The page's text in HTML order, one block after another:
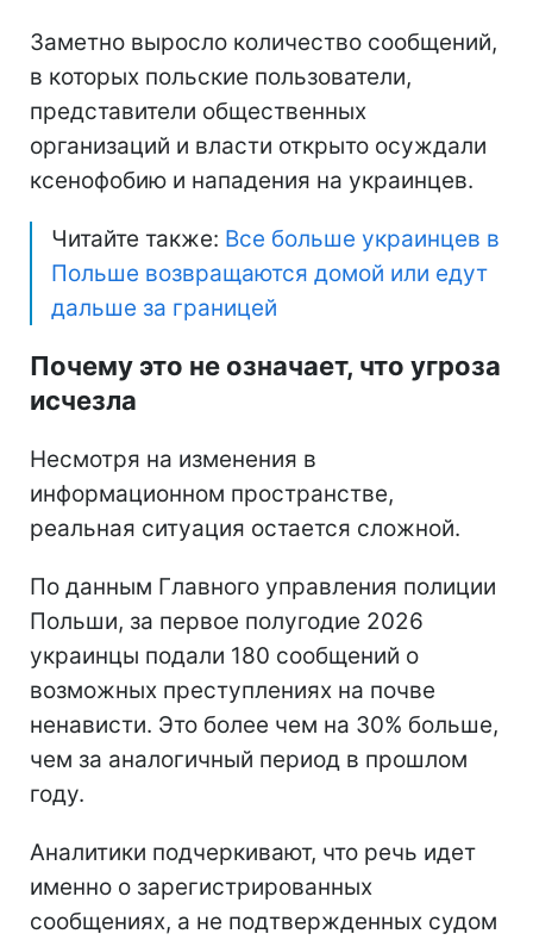
Заметно выросло количество сообщений,
в которых польские пользователи,
представители общественных
организаций и власти открыто осуждали
ксенофобию и нападения на украинцев.
Читайте также: Все больше украинцев в
Польше возвращаются домой или едут
дальше за границей
Почему это не означает, что угроза
исчезла
Несмотря на изменения в
информационном пространстве,
реальная ситуация остается сложной.
По данным Главного управления полиции
Польши, за первое полугодие 2026
украинцы подали 180 сообщений о
возможных преступлениях на почве
ненависти. Это более чем на 30% больше,
чем за аналогичный период в прошлом
году.
Аналитики подчеркивают, что речь идет
именно о зарегистрированных
сообщениях, а не подтвержденных судом